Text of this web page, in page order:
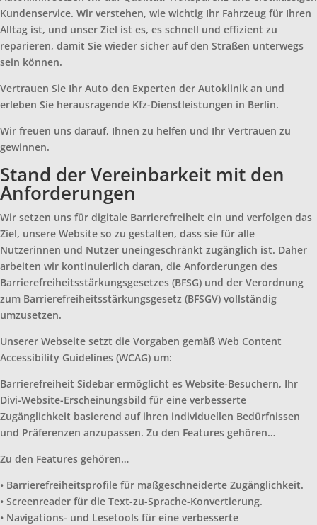
Kundenservice. Wir verstehen, wie wichtig Ihr Fahrzeug für Ihren
Alltag ist, und unser Ziel ist es, es schnell und effizient zu
reparieren, damit Sie wieder sicher auf den Straßen unterwegs
sein können.
Vertrauen Sie Ihr Auto den Experten der Autoklinik an und
erleben Sie herausragende Kfz-Dienstleistungen in Berlin.
Wir freuen uns darauf, Ihnen zu helfen und Ihr Vertrauen zu
gewinnen.
Stand der Vereinbarkeit mit den
Anforderungen
Wir setzen uns für digitale Barrierefreiheit ein und verfolgen das
Ziel, unsere Website so zu gestalten, dass sie für alle
Nutzerinnen und Nutzer uneingeschränkt zugänglich ist. Daher
arbeiten wir kontinuierlich daran, die Anforderungen des
Barrierefreiheitsstärkungsgesetzes (BFSG) und der Verordnung
zum Barrierefreiheitsstärkungsgesetz (BFSGV) vollständig
umzusetzen.
Unserer Webseite setzt die Vorgaben gemäß Web Content
Accessibility Guidelines (WCAG) um:
Barrierefreiheit Sidebar ermöglicht es Website-Besuchern, Ihr
Divi-Website-Erscheinungsbild für eine verbesserte
Zugänglichkeit basierend auf ihren individuellen Bedürfnissen
und Präferenzen anzupassen. Zu den Features gehören…
Zu den Features gehören…
• Barrierefreiheitsprofile für maßgeschneiderte Zugänglichkeit.
• Screenreader für die Text-zu-Sprache-Konvertierung.
• Navigations- und Lesetools für eine verbesserte